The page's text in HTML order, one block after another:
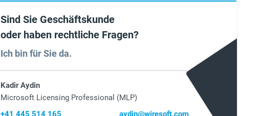
Sind Sie Geschäftskunde
oder haben rechtliche Fragen?
Ich bin für Sie da.
Kadir Aydin
Microsoft Licensing Professional (MLP)
+41 445 514 165
aydin@wiresoft.com